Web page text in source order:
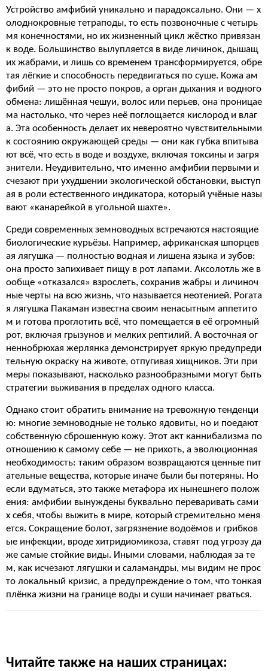
Устройство амфибий уникально и парадоксально. Они — х
олоднокровные тетраподы, то есть позвоночные с четырь
мя конечностями, но их жизненный цикл жёстко привязан
к воде. Большинство вылупляется в виде личинок, дышащ
их жабрами, и лишь со временем трансформируется, обре
тая лёгкие и способность передвигаться по суше. Кожа ам
фибий — это не просто покров, а орган дыхания и водного
обмена: лишённая чешуи, волос или перьев, она проницае
ма настолько, что через неё поглощается кислород и влаг
а. Эта особенность делает их невероятно чувствительными
к состоянию окружающей среды — они как губка впитыва
ют всё, что есть в воде и воздухе, включая токсины и загря
знители. Неудивительно, что именно амфибии первыми и
счезают при ухудшении экологической обстановки, выступ
ая в роли естественного индикатора, который учёные назы
вают «канарейкой в угольной шахте».
Среди современных земноводных встречаются настоящие
биологические курьёзы. Например, африканская шпорцев
ая лягушка — полностью водная и лишена языка и зубов:
она просто запихивает пищу в рот лапами. Аксолотль же в
ообще «отказался» взрослеть, сохранив жабры и личиноч
ные черты на всю жизнь, что называется неотенией. Рогата
я лягушка Пакаман известна своим ненасытным аппетито
м и готова проглотить всё, что помещается в её огромный
рот, включая грызунов и мелких рептилий. А восточная ог
неннобрюхая жерлянка демонстрирует яркую предупреди
тельную окраску на животе, отпугивая хищников. Эти при
меры показывают, насколько разнообразными могут быть
стратегии выживания в пределах одного класса.
Однако стоит обратить внимание на тревожную тенденци
ю: многие земноводные не только ядовиты, но и поедают
собственную сброшенную кожу. Этот акт каннибализма по
отношению к самому себе — не прихоть, а эволюционная
необходимость: таким образом возвращаются ценные пит
ательные вещества, которые иначе были бы потеряны. Но
если вдуматься, это также метафора их нынешнего полож
ения: амфибии вынуждены буквально переваривать сами
х себя, чтобы выжить в мире, который стремительно меня
ется. Сокращение болот, загрязнение водоёмов и грибков
ые инфекции, вроде хитридиомикоза, ставят под угрозу да
же самые стойкие виды. Иными словами, наблюдая за те
м, как исчезают лягушки и саламандры, мы видим не прос
то локальный кризис, а предупреждение о том, что тонкая
плёнка жизни на границе воды и суши начинает рваться.
Читайте также на наших страницах: